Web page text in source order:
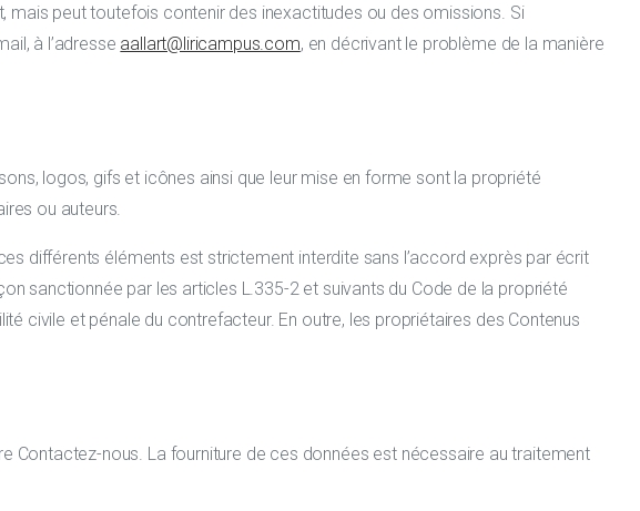
mais peut toutefois contenir des inexactitudes ou des omissions. Si
à l’adresse aallart@liricampus.com, en décrivant le problème de la manière
logos, gifs et icônes ainsi que leur mise en forme sont la propriété
ou auteurs.
différents éléments est strictement interdite sans l’accord exprès par écrit
sanctionnée par les articles L.335-2 et suivants du Code de la propriété
civile et pénale du contrefacteur. En outre, les propriétaires des Contenus
Contactez-nous. La fourniture de ces données est nécessaire au traitement